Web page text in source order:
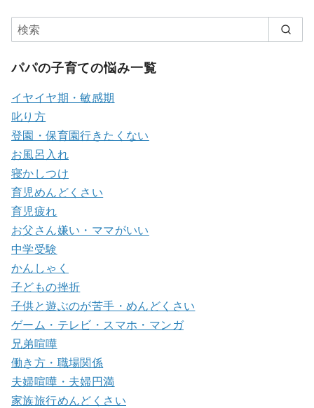
パパの子育ての悩み一覧
イヤイヤ期・敏感期
叱り方
登園・保育園行きたくない
お風呂入れ
寝かしつけ
育児めんどくさい
育児疲れ
お父さん嫌い・ママがいい
中学受験
かんしゃく
子どもの挫折
子供と遊ぶのが苦手・めんどくさい
ゲーム・テレビ・スマホ・マンガ
兄弟喧嘩
働き方・職場関係
夫婦喧嘩・夫婦円満
家族旅行めんどくさい